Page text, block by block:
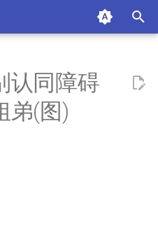
认同障碍
弟(图)